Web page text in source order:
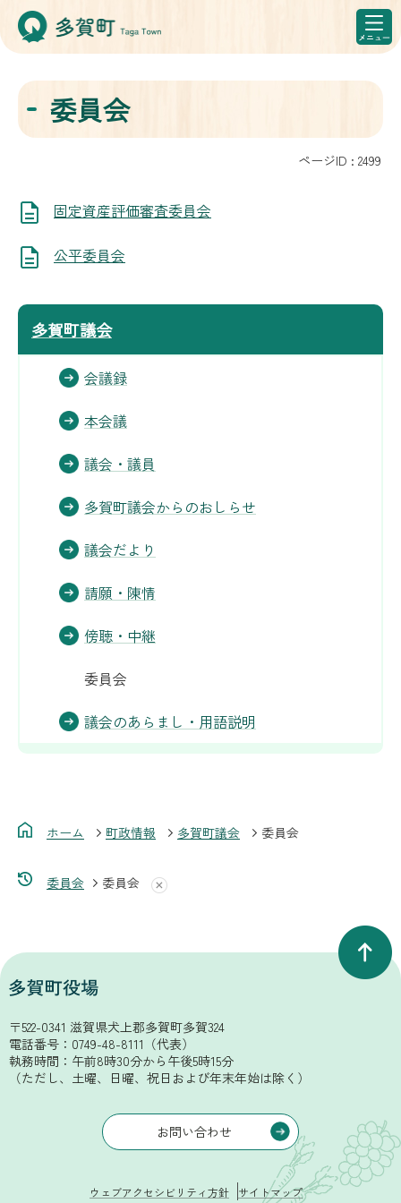
委員会
ページID : 2499
固定資産評価審査委員会
公平委員会
多賀町議会
会議録
本会議
議会・議員
多賀町議会からのおしらせ
議会だより
請願・陳情
傍聴・中継
委員会
議会のあらまし・用語説明
ホーム 町政情報 多賀町議会 委員会
委員会 委員会
〒522-0341 滋賀県犬上郡多賀町多賀324
電話番号： 0749-48-8111 （代表）
執務時間：午前8時30分から午後5時15分
（ただし、土曜、日曜、祝日および年末年始は除く）
お問い合わせ
ウェブアクセシビリティ方針 サイトマップ